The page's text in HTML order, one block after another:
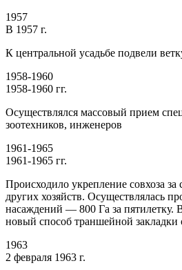
1957
В 1957 г.
К центральной усадьбе подвели
1958-1960
1958-1960 гг.
Осуществлялся массовый прием
зоотехников, инженеров
1961-1965
1961-1965 гг.
Происходило укрепление совхоза за
других хозяйств. Осуществлялась
насаждений — 800 Га за пятилетку.
новый способ траншейной закладки
1963
2 февраля 1963 г.